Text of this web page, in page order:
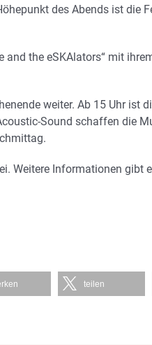
des Abends ist die
the eSKAlators“ mit
weiter. Ab 15 Uhr ist
Sound schaffen die
Weitere Informationen gibt
teilen